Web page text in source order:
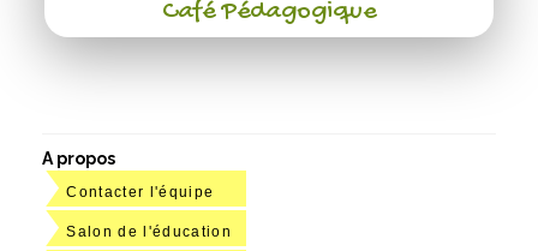
Café Pédagogique
A propos
Contacter l'équipe
Salon de l'éducation